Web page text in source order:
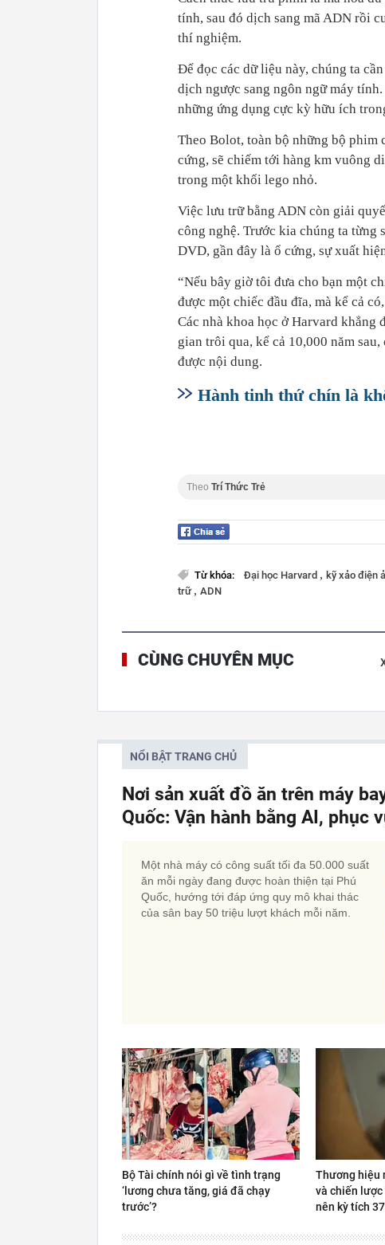
tính, sau đó dịch sang mã ADN rồi
thí nghiệm.
Để đọc các dữ liệu này, chúng ta
dịch ngược sang ngôn ngữ máy
những ứng dụng cực kỳ hữu ích
Theo Bolot, toàn bộ những bộ phim
cứng, sẽ chiếm tới hàng km vuông
trong một khối lego nhỏ.
Việc lưu trữ bằng ADN còn giải
công nghệ. Trước kia chúng ta từng
DVD, gần đây là ổ cứng, sự xuất
“Nếu bây giờ tôi đưa cho bạn một
được một chiếc đầu đĩa, mà kể cả
Các nhà khoa học ở Harvard khẳng
gian trôi qua, kể cả 10,000 năm
được nội dung.
Hành tinh thứ chín là
Theo Trí Thức Trẻ
Từ khóa: Đại học Harvard , kỹ xảo điện
trữ , ADN
CÙNG CHUYÊN MỤC
NỔI BẬT TRANG CHỦ
Nơi sản xuất đồ ăn trên máy
Quốc: Vận hành bằng AI, phục
Một nhà máy có công suất tối đa 50.000 suất
ăn mỗi ngày đang được hoàn thiện tại Phú
Quốc, hướng tới đáp ứng quy mô khai thác
của sân bay 50 triệu lượt khách mỗi năm.
Bộ Tài chính nói gì về tình trạng
‘lương chưa tăng, giá đã chạy
trước’?
Thương hiệu
và chiến
nên kỳ tích